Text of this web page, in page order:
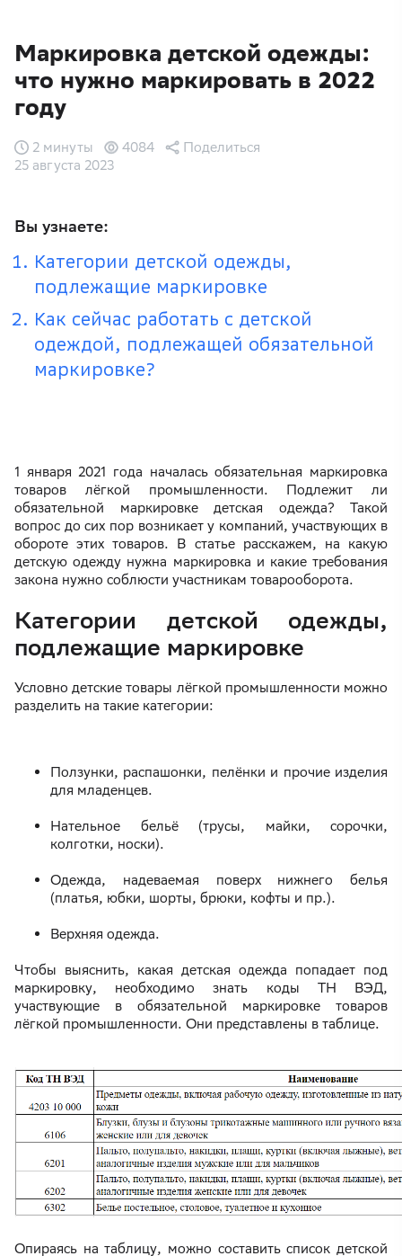
Маркировка детской одежды:
что нужно маркировать в 2022
году
25 августа 2023
2 минуты 4084 Поделиться
Вы узнаете:
Категории детской одежды,
подлежащие маркировке
Как сейчас работать с детской
одеждой, подлежащей обязательной
маркировке?
1 января 2021 года началась обязательная маркировка
товаров лёгкой промышленности. Подлежит ли
обязательной маркировке детская одежда? Такой
вопрос до сих пор возникает у компаний, участвующих в
обороте этих товаров. В статье расскажем, на какую
детскую одежду нужна маркировка и какие требования
закона нужно соблюсти участникам товарооборота.
Категории детской одежды,
подлежащие маркировке
Условно детские товары лёгкой промышленности можно
разделить на такие категории:
Ползунки, распашонки, пелёнки и прочие изделия
для младенцев.
Нательное бельё (трусы, майки, сорочки,
колготки, носки).
Одежда, надеваемая поверх нижнего белья
(платья, юбки, шорты, брюки, кофты и пр.).
Верхняя одежда.
Чтобы выяснить, какая детская одежда попадает под
маркировку, необходимо знать коды ТН ВЭД,
участвующие в обязательной маркировке товаров
лёгкой промышленности. Они представлены в таблице.
Опираясь на таблицу, можно составить список детской